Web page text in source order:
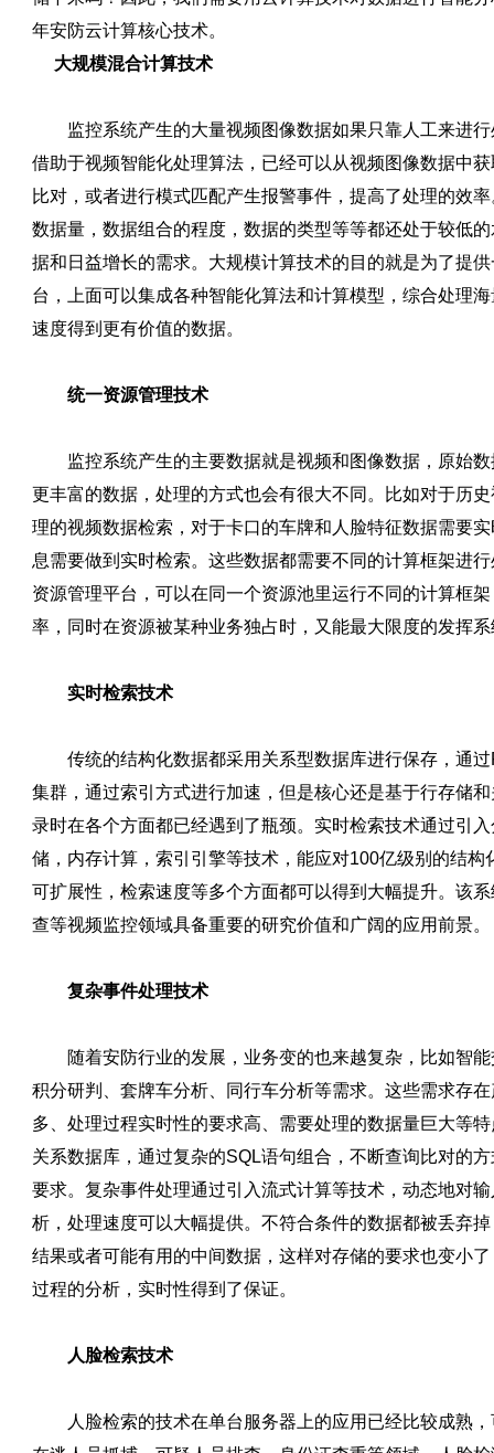
年安防云计算核心技术。
大规模混合计算技术
监控系统产生的大量视频图像数据如果只靠人工来进行
借助于视频智能化处理算法，已经可以从视频图像数据中
比对，或者进行模式匹配产生报警事件，提高了处理的效
数据量，数据组合的程度，数据的类型等等都还处于较低
据和日益增长的需求。大规模计算技术的目的就是为了提
台，上面可以集成各种智能化算法和计算模型，综合处理
速度得到更有价值的数据。
统一资源管理技术
监控系统产生的主要数据就是视频和图像数据，原始数
更丰富的数据，处理的方式也会有很大不同。比如对于历
理的视频数据检索，对于卡口的车牌和人脸特征数据需要
息需要做到实时检索。这些数据都需要不同的计算框架进
资源管理平台，可以在同一个资源池里运行不同的计算框
率，同时在资源被某种业务独占时，又能最大限度的发挥
实时检索技术
传统的结构化数据都采用关系型数据库进行保存，通过
集群，通过索引方式进行加速，但是核心还是基于行存储
录时在各个方面都已经遇到了瓶颈。实时检索技术通过引
储，内存计算，索引引擎等技术，能应对100亿级别的结构
可扩展性，检索速度等多个方面都可以得到大幅提升。该
查等视频监控领域具备重要的研究价值和广阔的应用前景。
复杂事件处理技术
随着安防行业的发展，业务变的也来越复杂，比如智能
积分研判、套牌车分析、同行车分析等需求。这些需求存
多、处理过程实时性的要求高、需要处理的数据量巨大等
关系数据库，通过复杂的SQL语句组合，不断查询比对的
要求。复杂事件处理通过引入流式计算等技术，动态地对
析，处理速度可以大幅提供。不符合条件的数据都被丢弃
结果或者可能有用的中间数据，这样对存储的要求也变小
过程的分析，实时性得到了保证。
人脸检索技术
人脸检索的技术在单台服务器上的应用已经比较成熟，